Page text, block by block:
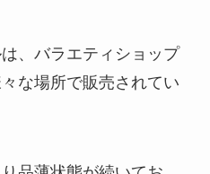
、バラエティショップ
な場所で販売されてい